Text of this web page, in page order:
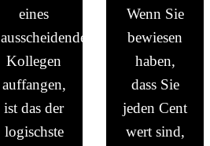
eines
ausscheidenden
Kollegen
auffangen,
ist das der
logischste
Wenn Sie
bewiesen
haben,
dass Sie
jeden Cent
wert sind,